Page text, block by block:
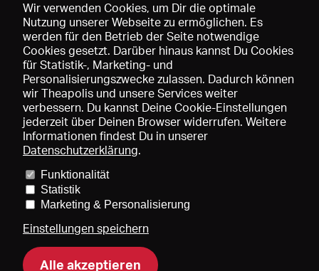
Speichern
Preise und Mitgliedschaften
Mediadaten
Über uns Impressum
Wir verwenden Cookies, um Dir die optimale
Nutzung unserer Webseite zu ermöglichen. Es
werden für den Betrieb der Seite notwendige
Cookies gesetzt. Darüber hinaus kannst Du Cookies
für Statistik-, Marketing- und
Personalisierungszwecke zulassen. Dadurch können
wir Theapolis und unsere Services weiter
verbessern. Du kannst Deine Cookie-Einstellungen
jederzeit über Deinen Browser widerrufen. Weitere
Informationen findest Du in unserer
Datenschutzerklärung.
Funktionalität
Statistik
Marketing & Personalisierung
Einstellungen speichern
Alle akzeptieren